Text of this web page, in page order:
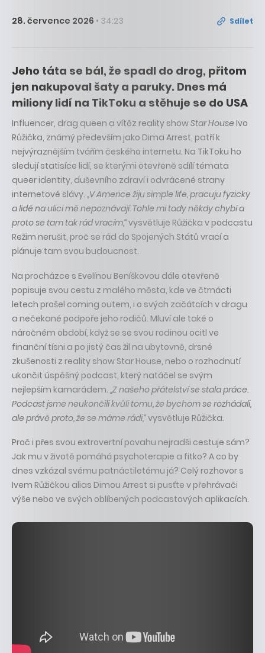
28. července 2026 • 34:23 Sdílet
Jeho táta se bál, že spadl do drog, přitom
jen nakupoval šaty a paruky. Dnes má
miliony lidí na TikToku a stěhuje se do USA
Influencer, drag queen a vítěz reality showStar House Ivo
Růžička, známý především jako Dima Arrest, patří k
nejvýraznějším tvářím českého internetu. Na TikToku ho
sledují statisíce lidí, se kterými otevřeně sdílí témata
queer identity, duševního zdraví i odvrácené strany
internetové slávy. „V Americe žiju simple life, pracuju fyzicky
a lidé na ulici mě nepoznávají. Tohle mi tady někdy chybí a
proto se tam tak rád vracím,“vysvětluje Růžička v podcastu
Režim nerušit, proč se rád do Spojených Států vrací a
plánuje tam svou budoucnost.
Na procházce s Evelínou Beníškovou dále otevřeně
popisuje svou cestu z malého města, kde ve čtrnácti
letech prošel coming outem, i o svých začátcích v dragu
a nečekané podpoře jeho rodičů. Mluví ale také o
náročném období, když se se svou rodinou ocitl ve
finanční tísni a po jistý čas žil na ubytovně, drsné
zkušenosti z reality show Star House, nebo o rozhodnutí
ukončit úspěšný podcast, který natáčel se svým
nejlepším kamarádem. „Z našeho přátelství se stala práce.
Podcast jsme neukončili kvůli tomu, že bychom se rozhádali,
ale právě proto, že se máme rádi,“vysvětluje Růžička.
Proč i přes svou extrovertní povahu nejradši cestuje sám?
Jak mu v životě pomáhá psychoterapie a fitko? A co by
dnes vzkázal svému patnáctiletému já? Celý rozhovor s
Ivem Růžičkou alias Dimou Arrest si pusťte v přehrávači
výše nebo ve svých oblíbených podcastových aplikacích.